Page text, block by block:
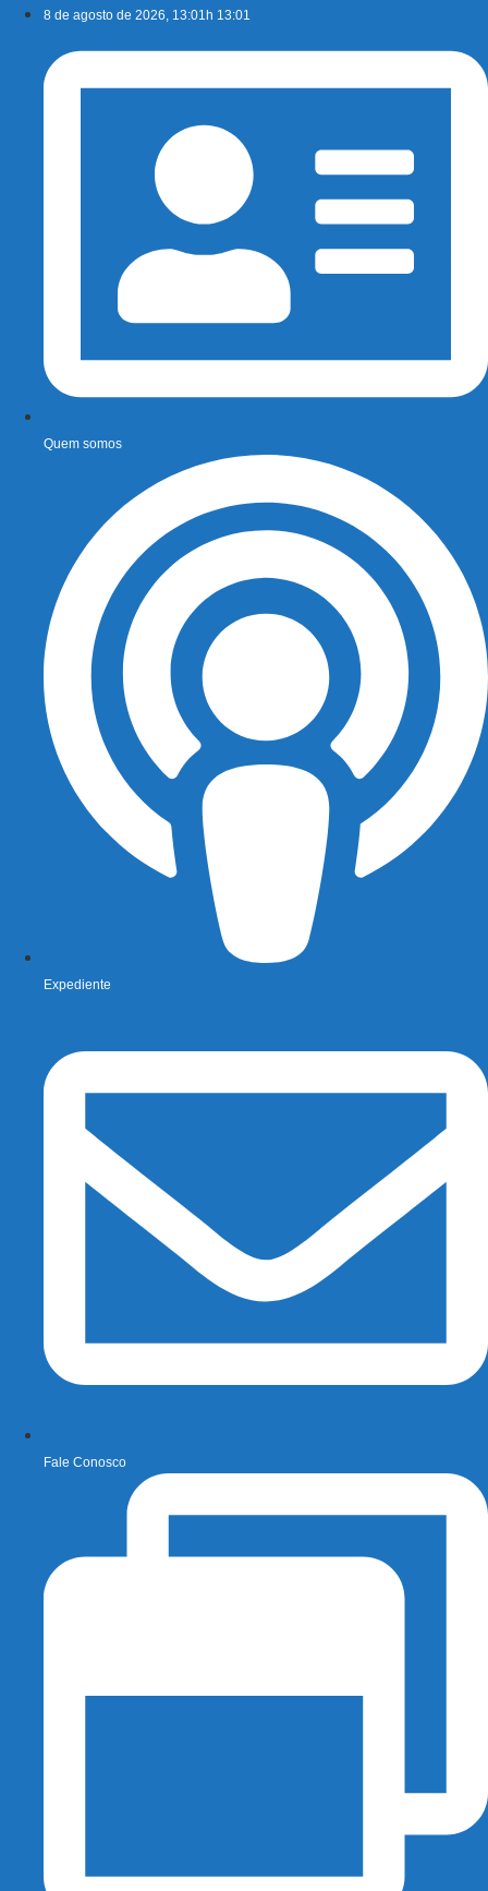
conteúdo
8 de agosto de 2026, 13:01h 13:01
Quem somos
Expediente
Fale Conosco